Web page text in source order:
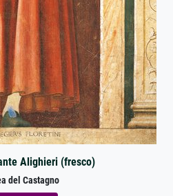
Alighieri (fresco)
del Castagno